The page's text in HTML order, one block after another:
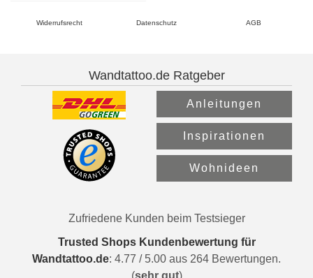
Widerrufsrecht Datenschutz AGB
Wandtattoo.de Ratgeber
Anleitungen
Inspirationen
Wohnideen
Zufriedene Kunden beim Testsieger
Trusted Shops Kundenbewertung für
Wandtattoo.de: 4.77 / 5.00 aus 264 Bewertungen.